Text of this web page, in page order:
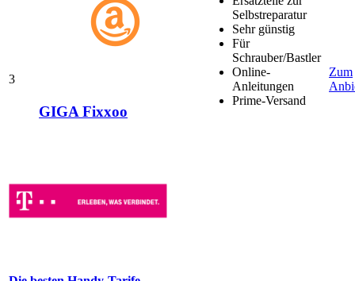
3
GIGA Fixxoo
Selbstreparatur
Sehr günstig
Für
Schrauber/Bastler
Online-
Anleitungen
Prime-Versand
Zum